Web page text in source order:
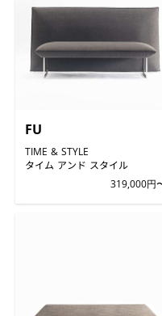
FU
TIME & STYLE
タイム アンド スタイル
319,000円